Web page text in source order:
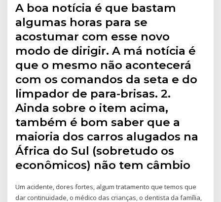
A boa notícia é que bastam
algumas horas para se
acostumar com esse novo
modo de dirigir. A má notícia é
que o mesmo não acontecerá
com os comandos da seta e do
limpador de para-brisas. 2.
Ainda sobre o item acima,
também é bom saber que a
maioria dos carros alugados na
África do Sul (sobretudo os
econômicos) não tem câmbio
Um acidente, dores fortes, algum tratamento que temos que
dar continuidade, o médico das crianças, o dentista da família,